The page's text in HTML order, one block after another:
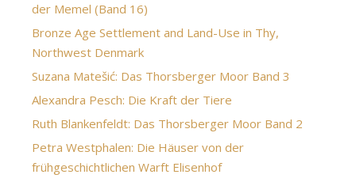
der Memel (Band 16)
Bronze Age Settlement and Land-Use in Thy,
Northwest Denmark
Suzana Matešić: Das Thorsberger Moor Band 3
Alexandra Pesch: Die Kraft der Tiere
Ruth Blankenfeldt: Das Thorsberger Moor Band 2
Petra Westphalen: Die Häuser von der
frühgeschichtlichen Warft Elisenhof